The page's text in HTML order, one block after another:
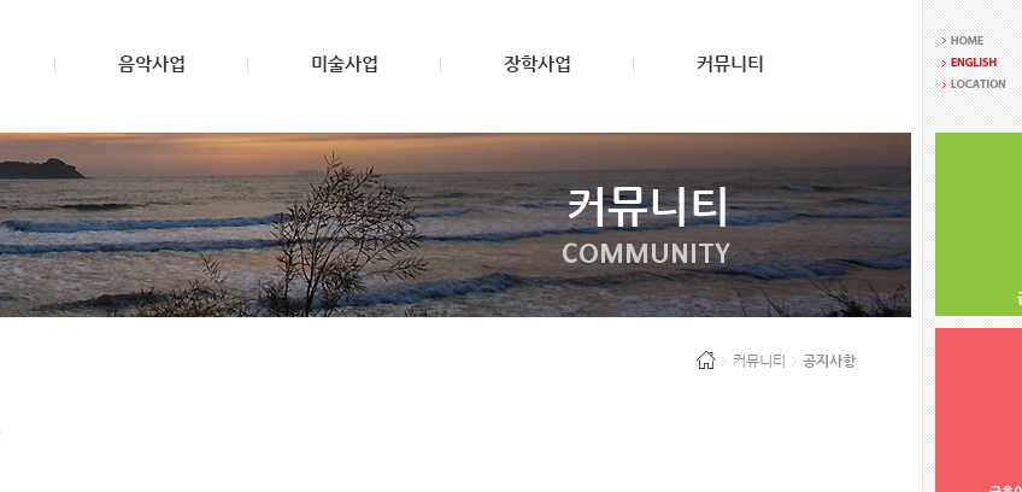
음악사업 미술사업 장학사업 커뮤니티
커뮤니티
COMMUNITY
커뮤니티 공지사항